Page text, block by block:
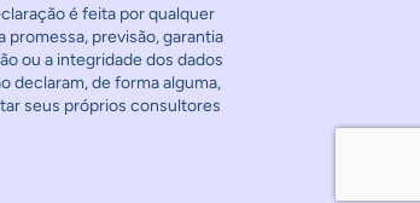
é feita por qualquer
previsão, garantia
ou a integridade dos dados
declaram, de forma alguma,
seus próprios consultores